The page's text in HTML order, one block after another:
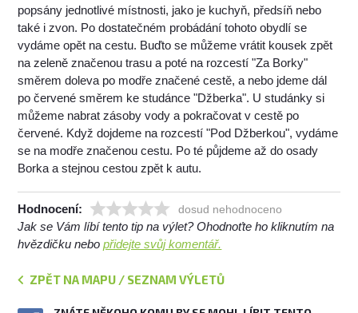
popsány jednotlivé místnosti, jako je kuchyň, předsíň nebo
také i zvon. Po dostatečném probádání tohoto obydlí se
vydáme opět na cestu. Buďto se můžeme vrátit kousek zpět
na zeleně značenou trasu a poté na rozcestí "Za Borky"
směrem doleva po modře značené cestě, a nebo jdeme dál
po červené směrem ke studánce "Džberka". U studánky si
můžeme nabrat zásoby vody a pokračovat v cestě po
červené. Když dojdeme na rozcestí "Pod Džberkou", vydáme
se na modře značenou cestu. Po té půjdeme až do osady
Borka a stejnou cestou zpět k autu.
Hodnocení: dosud nehodnoceno
Jak se Vám líbí tento tip na výlet? Ohodnoťte ho kliknutím na
hvězdičku nebopřidejte svůj komentář.
ZPĚT NA MAPU / SEZNAM VÝLETŮ